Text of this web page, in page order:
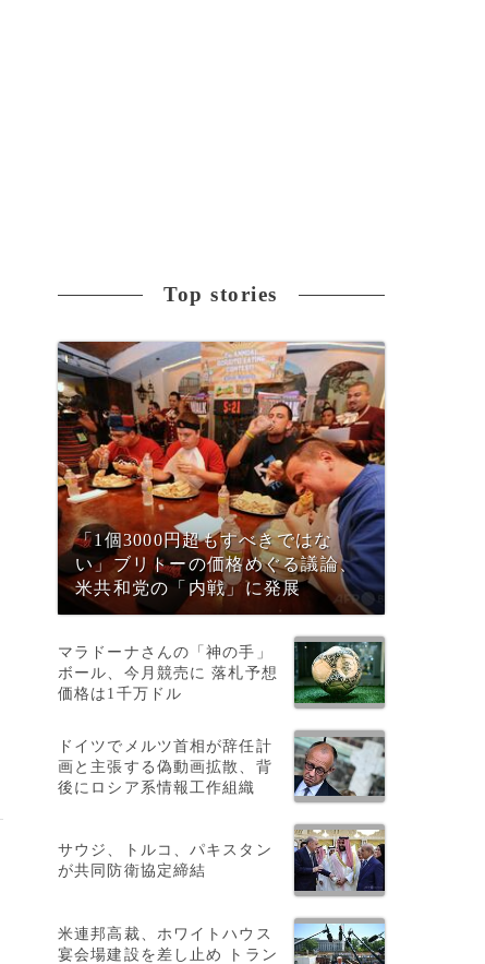
Top stories
「1個3000円超もすべきではな
い」ブリトーの価格めぐる議論、
米共和党の「内戦」に発展
マラドーナさんの「神の手」
ボール、今月競売に 落札予想
価格は1千万ドル
ドイツでメルツ首相が辞任計
画と主張する偽動画拡散、背
後にロシア系情報工作組織
サウジ、トルコ、パキスタン
が共同防衛協定締結
米連邦高裁、ホワイトハウス
宴会場建設を差し止め トラン